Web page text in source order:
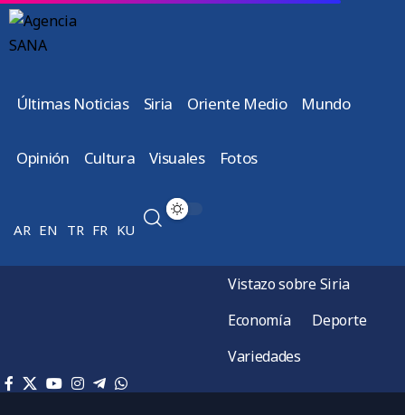
Últimas Noticias Siria Oriente Medio Mundo
Opinión Cultura Visuales Fotos
AR EN TR FR KU
Vistazo sobre Siria
Economía
Deporte
Variedades